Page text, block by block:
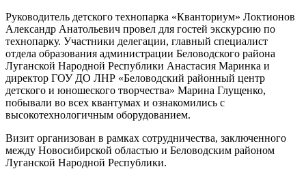
Руководитель детского технопарка «Кванториум» Локтионов
Александр Анатольевич провел для гостей экскурсию по
технопарку. Участники делегации, главный специалист
отдела образования администрации Беловодского района
Луганской Народной Республики Анастасия Маринка и
директор ГОУ ДО ЛНР «Беловодский районный центр
детского и юношеского творчества» Марина Глущенко,
побывали во всех квантумах и ознакомились с
высокотехнологичным оборудованием.
Визит организован в рамках сотрудничества, заключенного
между Новосибирской областью и Беловодским районом
Луганской Народной Республики.